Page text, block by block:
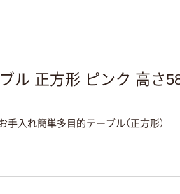
ル 正方形 ピンク 高さ
入れ簡単多目的テーブル（正方形）